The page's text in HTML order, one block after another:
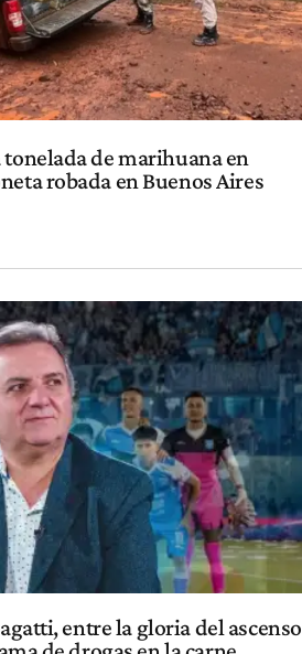
de marihuana en
robada en Buenos Aires
entre la gloria del ascenso